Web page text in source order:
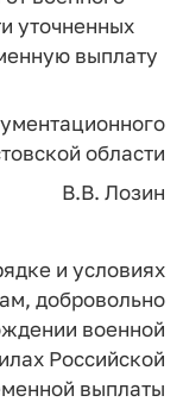
уточненных
выплату
области
В.В. Лозин
и условиях
добровольно
военной
Российской
выплаты